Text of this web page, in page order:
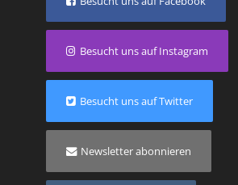
Besucht uns auf Instagram
Besucht uns auf Twitter
Newsletter abonnieren